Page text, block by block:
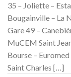
35 – Joliette –
Bougainville – La
Gare 49 –
MuCEM Saint
Bourse –
Saint Charles […]